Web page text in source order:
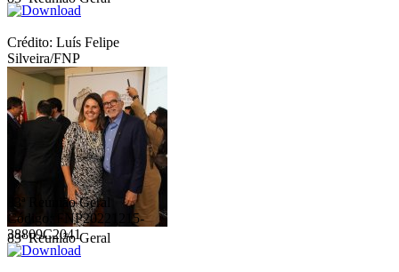
Crédito: Luís Felipe
Silveira/FNP
83ª Reunião Geral
83ª Reunião Geral
Código: FNP20221215-
38809C2041